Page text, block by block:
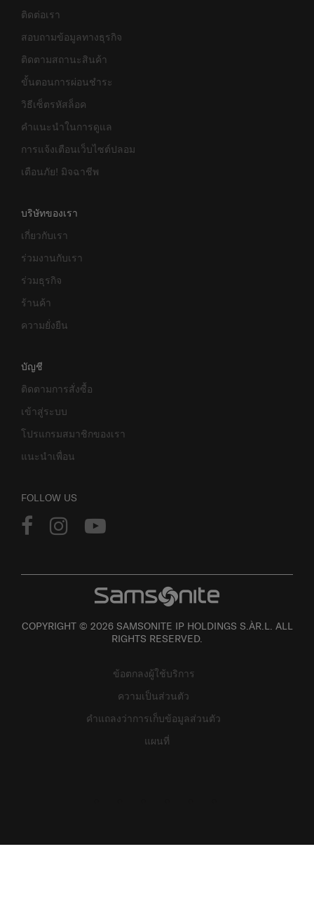
ติดต่อเรา
สอบถามข้อมูลทางธุรกิจ
ติดตามสถานะสินค้า
ขั้นตอนการผ่อนชำระ
วิธีเซ็ตรหัสล็อค
คำแนะนำในการดูแล
การแจ้งเตือนเว็บไซต์ปลอม
เตือนภัย! มิจฉาชีพ
บริษัทของเรา
เกี่ยวกับเรา
ร่วมงานกับเรา
ร่วมธุรกิจ
ร้านค้า
ความยั่งยืน
บัญชี
ติดตามการสั่งซื้อ
เข้าสู่ระบบ
โปรแกรมสมาชิกของเรา
แนะนำเพื่อน
FOLLOW US
COPYRIGHT © 2026 SAMSONITE IP HOLDINGS S.ÀR.L. ALL
RIGHTS RESERVED.
ข้อตกลงผู้ใช้บริการ
ความเป็นส่วนตัว
คำแถลงว่าการเก็บข้อมูลส่วนตัว
แผนที่